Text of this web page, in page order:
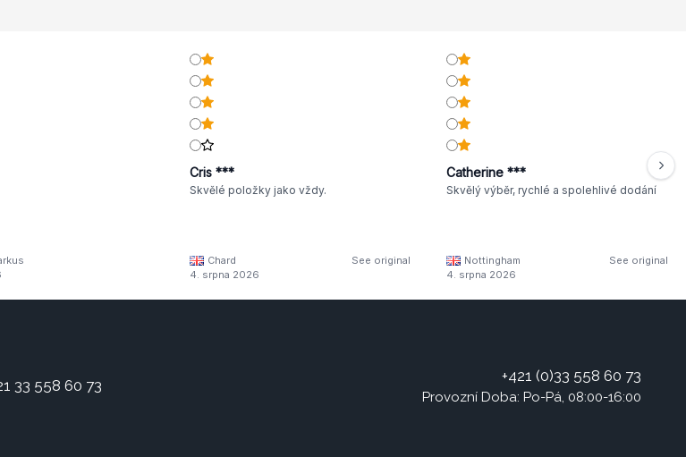
Cris ***
Skvělé položky jako vždy.
Chard
See original
4. srpna 2026
Catherine ***
Skvělý výběr, rychlé a spolehlivé dodání
Nottingham
See original
4. srpna 2026
33 558 60 73
+421 (0)33 558 60 73
Provozní Doba: Po-Pá, 08:00-16:00